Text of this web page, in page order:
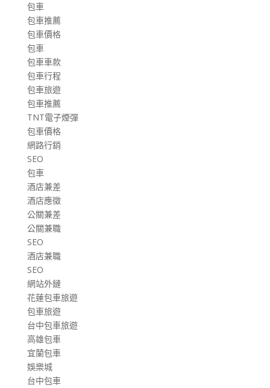
包車
包車推薦
包車價格
包車
包車車款
包車行程
包車旅遊
包車推薦
TNT電子煙彈
包車價格
網路行銷
SEO
包車
酒店兼差
酒店應徵
公關兼差
公關兼職
SEO
酒店兼職
SEO
網站外鏈
花蓮包車旅遊
包車旅遊
台中包車旅遊
高雄包車
宜蘭包車
娛樂城
台中包車